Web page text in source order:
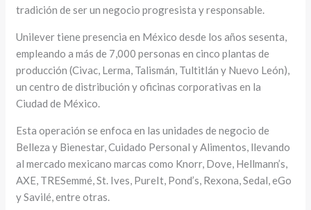
tradición de ser un negocio progresista y responsable.
Unilever tiene presencia en México desde los años sesenta,
empleando a más de 7,000 personas en cinco plantas de
producción (Civac, Lerma, Talismán, Tultitlán y Nuevo León),
un centro de distribución y oficinas corporativas en la
Ciudad de México.
Esta operación se enfoca en las unidades de negocio de
Belleza y Bienestar, Cuidado Personal y Alimentos, llevando
al mercado mexicano marcas como Knorr, Dove, Hellmann’s,
AXE, TRESemmé, St. Ives, PureIt, Pond’s, Rexona, Sedal, eGo
y Savilé, entre otras.